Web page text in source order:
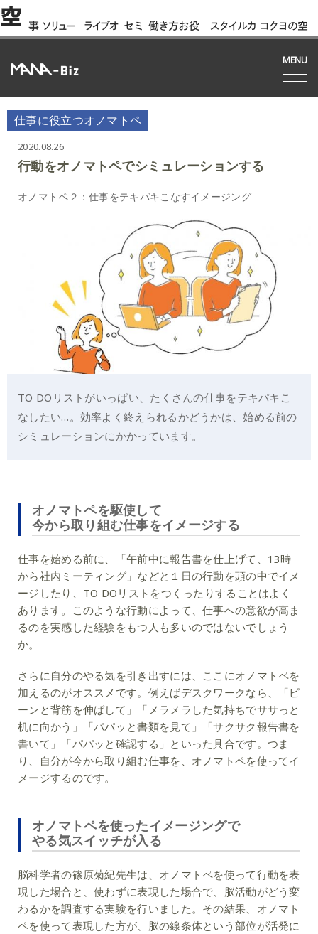
空 事
例
ソリュー
ション
ライブオ
フィス
セミ
ナー
働き方お役
立ち資料
スタイルカ
タログ
コクヨの空
間って!?
MENU
仕事に役立つオノマトペ
2020.08.26
行動をオノマトペでシミュレーションする
オノマトペ２：仕事をテキパキこなすイメージング
TO DOリストがいっぱい、たくさんの仕事をテキパキこ
なしたい…。効率よく終えられるかどうかは、始める前の
シミュレーションにかかっています。
オノマトペを駆使して
今から取り組む仕事をイメージする
仕事を始める前に、「午前中に報告書を仕上げて、13時
から社内ミーティング」などと１日の行動を頭の中でイメ
ージしたり、TO DOリストをつくったりすることはよく
あります。このような行動によって、仕事への意欲が高ま
るのを実感した経験をもつ人も多いのではないでしょう
か。
さらに自分のやる気を引き出すには、ここにオノマトペを
加えるのがオススメです。例えばデスクワークなら、「ピ
ーンと背筋を伸ばして」「メラメラした気持ちでササっと
机に向かう」「パパッと書類を見て」「サクサク報告書を
書いて」「パパッと確認する」といった具合です。つま
り、自分が今から取り組む仕事を、オノマトペを使ってイ
メージするのです。
オノマトペを使ったイメージングで
やる気スイッチが入る
脳科学者の篠原菊紀先生は、オノマトペを使って行動を表
現した場合と、使わずに表現した場合で、脳活動がどう変
わるかを調査する実験を行いました。その結果、オノマト
ペを使って表現した方が、脳の線条体という部位が活発に